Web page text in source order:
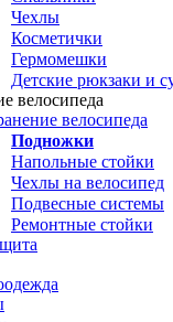
Чехлы
Косметички
Гермомешки
Детские рюкзаки и
велосипеда
велосипеда
Подножки
Напольные стойки
Чехлы на велосипед
Подвесные системы
Ремонтные стойки